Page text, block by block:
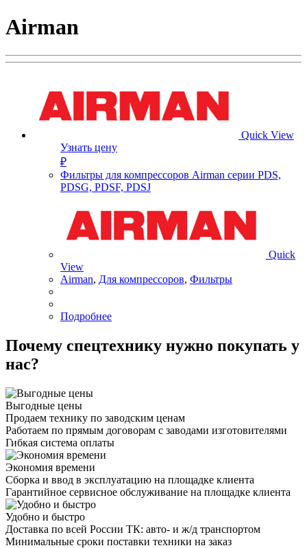
Airman
Quick View
Узнать цену
₽
Фильтры для компрессоров Airman серии PDS,
PDSG, PDSF, PDSJ
Quick
View
Airman, Для компрессоров, Фильтры
Подробнее
Почему спецтехнику нужно покупать у
нас?
Выгодные цены
Продаем технику по заводским ценам
Работаем по прямым договорам с заводами изготовителями
Гибкая система оплаты
Экономия времени
Сборка и ввод в эксплуатацию на площадке клиента
Гарантийное сервисное обслуживание на площадке клиента
Удобно и быстро
Доставка по всей России ТК: авто- и ж/д транспортом
Минимальные сроки поставки техники на заказ